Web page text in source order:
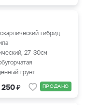
гибрид
27-30см
грунт
250₽ ПРОДАНО